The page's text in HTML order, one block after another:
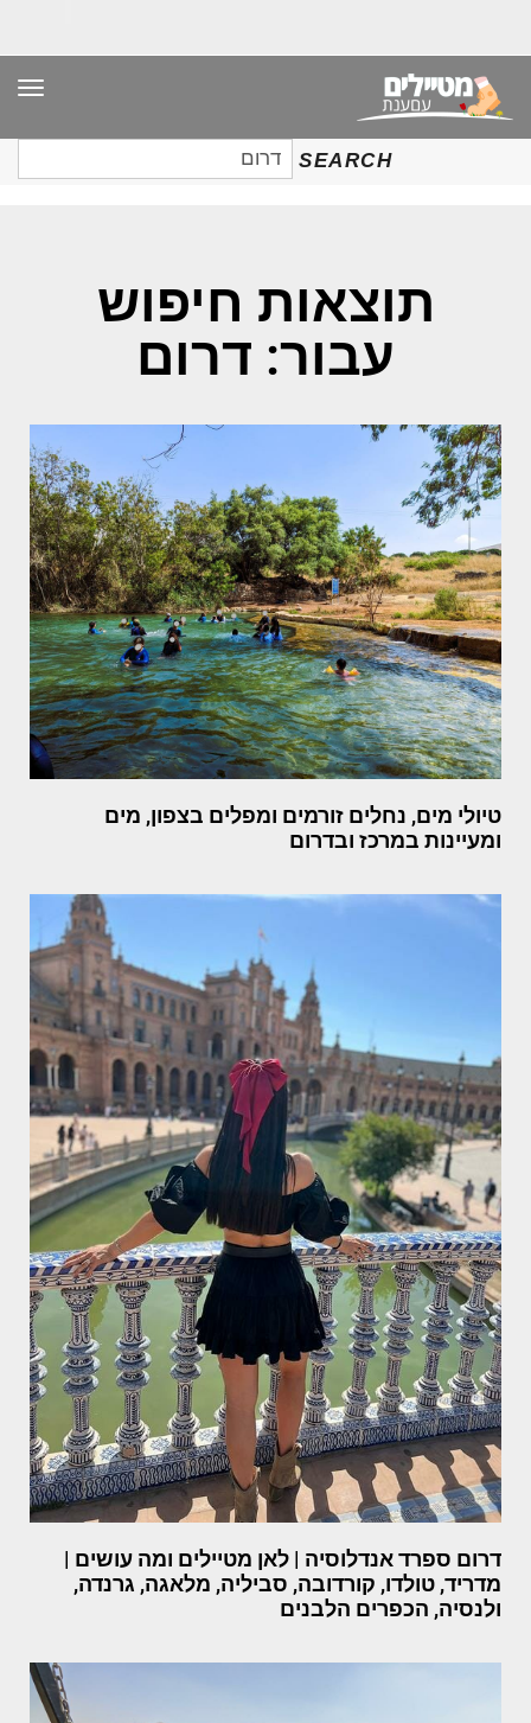
SEARCH
חיפוש
עבור:
תוצאות חיפוש
עבור: דרום
טיולי מים, נחלים זורמים ומפלים בצפון, מים
ומעיינות במרכז ובדרום
דרום ספרד אנדלוסיה | לאן מטיילים ומה עושים |
מדריד, טולדו, קורדובה, סביליה, מלאגה, גרנדה,
ולנסיה, הכפרים הלבנים